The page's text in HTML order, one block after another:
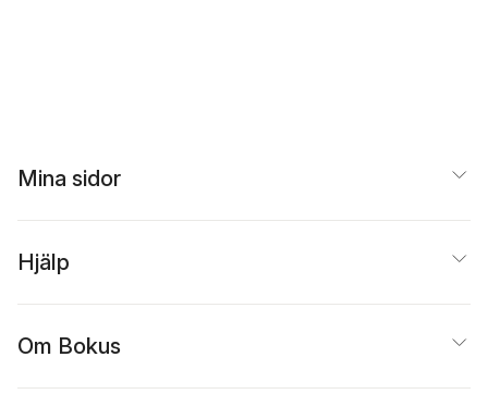
Mina sidor
Hjälp
Om Bokus